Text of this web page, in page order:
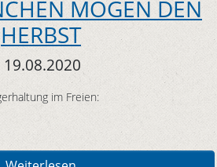
MÖGEN DEN
HERBST
19.08.2020
im Freien: